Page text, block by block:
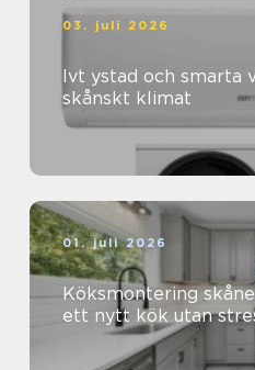
03. juli 2026
Ivt ystad och smarta
skånskt klimat
01. juli 2026
Köksmontering skåne så lyckas du
ett nytt kök utan